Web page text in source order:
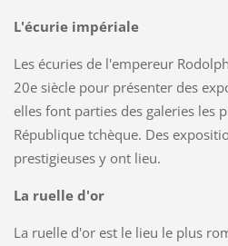
L'écurie impériale
Les écuries de l'empereur
20e siècle pour présenter des
elles font parties des galeries les
République tchèque. Des
prestigieuses y ont lieu.
La ruelle d'or
La ruelle d'or est le lieu le plus